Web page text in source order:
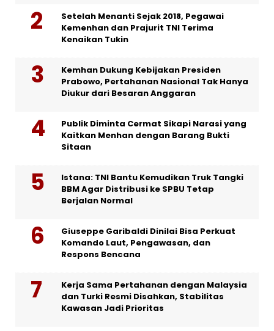
Setelah Menanti Sejak 2018, Pegawai
Kemenhan dan Prajurit TNI Terima
Kenaikan Tukin
Kemhan Dukung Kebijakan Presiden
Prabowo, Pertahanan Nasional Tak Hanya
Diukur dari Besaran Anggaran
Publik Diminta Cermat Sikapi Narasi yang
Kaitkan Menhan dengan Barang Bukti
Sitaan
Istana: TNI Bantu Kemudikan Truk Tangki
BBM Agar Distribusi ke SPBU Tetap
Berjalan Normal
Giuseppe Garibaldi Dinilai Bisa Perkuat
Komando Laut, Pengawasan, dan
Respons Bencana
Kerja Sama Pertahanan dengan Malaysia
dan Turki Resmi Disahkan, Stabilitas
Kawasan Jadi Prioritas